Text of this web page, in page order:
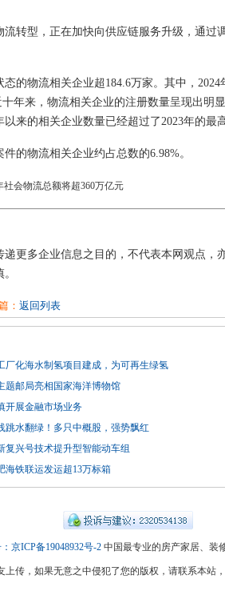
转型，正在加快向供应链服务升级，通过
的物流相关企业超184.6万家。其中，2024
年来，物流相关企业的注册数量呈现出明
来的相关企业数量已经超过了2023年的最高
的物流相关企业约占总数的6.98%。
更多企业信息之目的，不代表本网观点，
： 返回列表
厂化海水制氢项目建成，为可再生绿氢
题邮局亮相国家海洋博物馆
开展金融市场业务
跳水翻绿！多只中概股，强势飘红
复兴号技术提升型智能动车组
海铁联运发运超13万标箱
京ICP备19048932号-2中国最专业的房产家居、装
上传，如果无意之中侵犯了您的版权，请联系本站